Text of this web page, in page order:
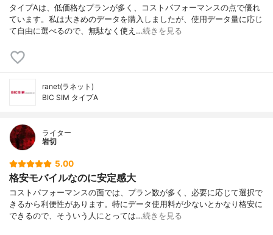
タイプAは、低価格なプランが多く、コストパフォーマンスの点で優れ
ています。私は大きめのデータを購入しましたが、使用データ量に応じ
て自由に選べるので、無駄なく使え…続きを見る
ranet(ラネット)
BIC SIM タイプA
ライター
岩切
5.00
格安モバイルなのに安定感大
コストパフォーマンスの面では、プラン数が多く、必要に応じて選択で
きるから利便性があります。特にデータ使用料が少ないとかなり格安に
できるので、そういう人にとっては…続きを見る